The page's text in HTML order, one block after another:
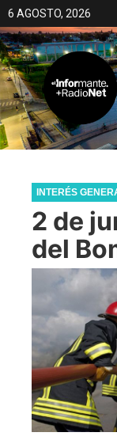
6 AGOSTO, 2026
INTERÉS
2 de
del